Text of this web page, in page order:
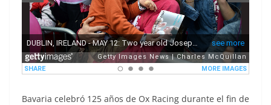
Bavaria celebró 125 años de Ox Racing durante el fin de